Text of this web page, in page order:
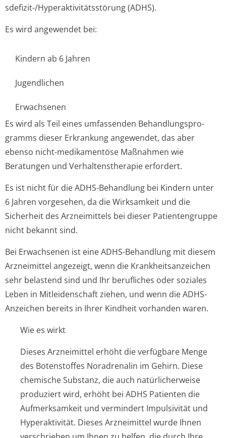
sdefizit-/Hyperaktivitätsstörung (ADHS).
Es wird angewendet bei:
Kindern ab 6 Jahren
Jugendlichen
Erwachsenen
Es wird als Teil eines umfassenden Behandlungspro­
gramms dieser Erkrankung angewendet, das aber
ebenso nicht-medikamentöse Maßnahmen wie
Beratungen und Verhaltenstherapie erfordert.
Es ist nicht für die ADHS-Behandlung bei Kindern unter
6 Jahren vorgesehen, da die Wirksamkeit und die
Sicherheit des Arzneimittels bei dieser Patientengruppe
nicht bekannt sind.
Bei Erwachsenen ist eine ADHS-Behandlung mit diesem
Arzneimittel angezeigt, wenn die Krankheitsanzeichen
sehr belastend sind und Ihr berufliches oder soziales
Leben in Mitleidenschaft ziehen, und wenn die ADHS-
Anzeichen bereits in Ihrer Kindheit vorhanden waren.
Wie es wirkt
Dieses Arzneimittel erhöht die verfügbare Menge
des Botenstoffes Noradrenalin im Gehirn. Diese
chemische Substanz, die auch natürlicherweise
produziert wird, erhöht bei ADHS Patienten die
Aufmerksamkeit und vermindert Impulsivität und
Hyperaktivität. Dieses Arzneimittel wurde Ihnen